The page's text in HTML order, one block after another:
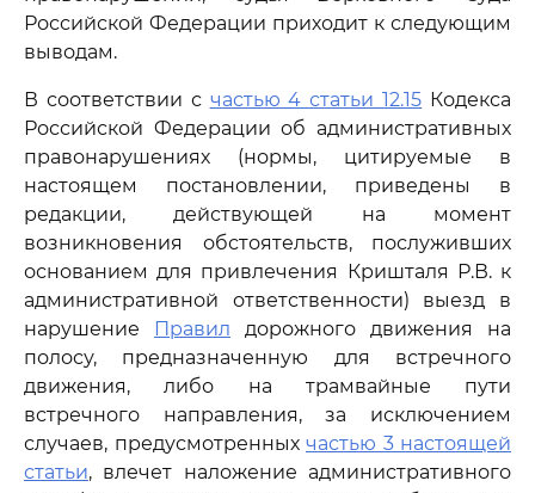
Российской Федерации приходит к следующим
выводам.
В соответствии с частью 4 статьи 12.15 Кодекса
Российской Федерации об административных
правонарушениях (нормы, цитируемые в
настоящем постановлении, приведены в
редакции, действующей на момент
возникновения обстоятельств, послуживших
основанием для привлечения Кришталя Р.В. к
административной ответственности) выезд в
нарушение
Правил дорожного движения на
полосу, предназначенную для встречного
движения, либо на трамвайные пути
встречного направления, за исключением
случаев, предусмотренных частью 3 настоящей
статьи, влечет наложение административного